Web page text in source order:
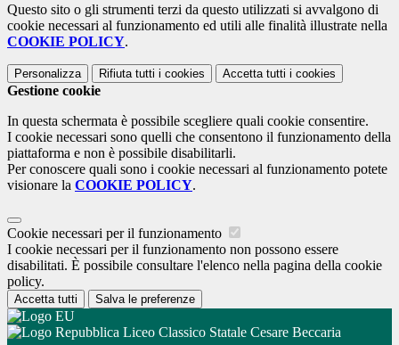
Questo sito o gli strumenti terzi da questo utilizzati si avvalgono di
cookie necessari al funzionamento ed utili alle finalità illustrate nella
COOKIE POLICY.
Personalizza Rifiuta tutti i cookies Accetta tutti i cookies
Gestione cookie
In questa schermata è possibile scegliere quali cookie consentire.
I cookie necessari sono quelli che consentono il funzionamento della
piattaforma e non è possibile disabilitarli.
Per conoscere quali sono i cookie necessari al funzionamento potete
visionare la COOKIE POLICY.
Cookie necessari per il funzionamento
I cookie necessari per il funzionamento non possono essere
disabilitati. È possibile consultare l'elenco nella pagina della cookie
policy.
Accetta tutti Salva le preferenze
Liceo Classico Statale Cesare Beccaria